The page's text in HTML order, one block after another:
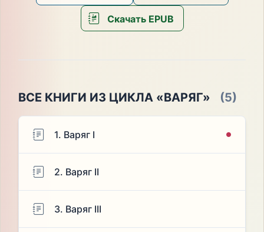
Скачать EPUB
ВСЕ КНИГИ ИЗ ЦИКЛА «ВАРЯГ» (5)
1. Варяг I
2. Варяг II
3. Варяг III